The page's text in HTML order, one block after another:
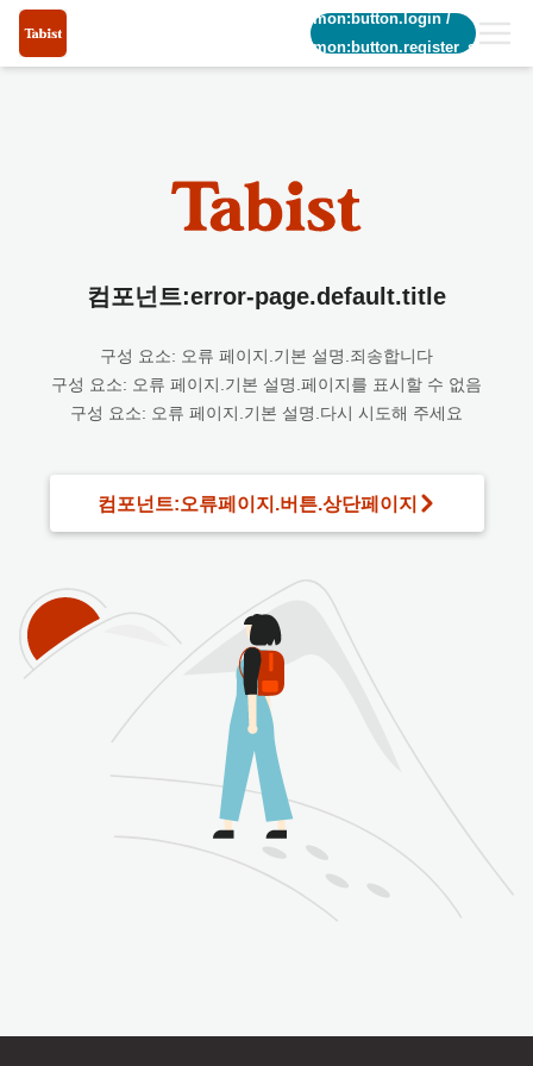
common:button.login/
common:button.register_short
컴포넌트:error-page.default.title
구성 요소: 오류 페이지.기본 설명.죄송합니다
구성 요소: 오류 페이지.기본 설명.페이지를 표시할 수 없음
구성 요소: 오류 페이지.기본 설명.다시 시도해 주세요
컴포넌트:오류페이지.버튼.상단페이지